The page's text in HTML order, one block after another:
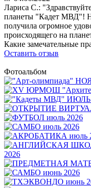
Лариса С.:
планеты "Кадет МВД"!
получила огромное
происходящего на
Какие замечательные
Оставить отзыв
Фотоальбом